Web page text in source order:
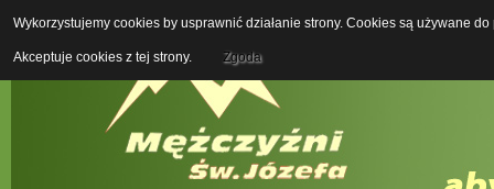
Boży
Wykorzystujemy cookies by usprawnić działanie strony. Cookies są używane
Akceptuje cookies z tej strony. Zgoda